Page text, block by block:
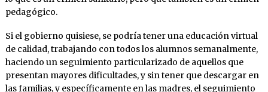
pedagógico.
Si el gobierno quisiese, se podría tener una educación virtual
de calidad, trabajando con todos los alumnos semanalmente,
haciendo un seguimiento particularizado de aquellos que
presentan mayores dificultades, y sin tener que descargar en
las familias, y específicamente en las madres, el seguimiento